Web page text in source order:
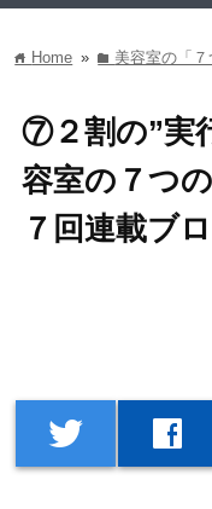
home Home » folder 美容室の「
⑦２割の”実
容室の７つ
７回連載ブ
twitter facebook